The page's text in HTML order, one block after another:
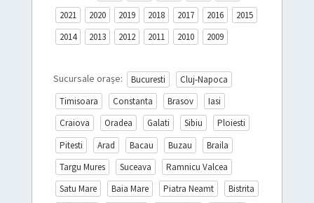
2021
2020 2019 2018 2017 2016
2015
2014
2013 2012 2011 2010 2009
Sucursale orașe: Bucuresti
Cluj-Napoca
Timisoara
Constanta Brasov
Iasi
Craiova
Oradea Galati Sibiu
Ploiesti
Pitesti
Arad Bacau Buzau
Braila
Targu Mures
Suceava
Ramnicu Valcea
Satu Mare
Baia Mare Piatra Neamt
Bistrita